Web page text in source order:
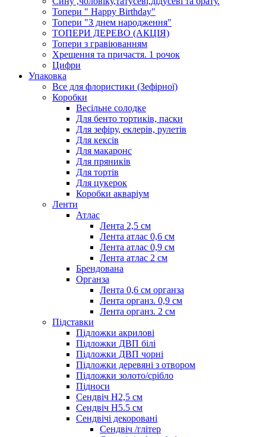
Топери " Happy Birthday"
Топери "З днем народження"
ТОПЕРИ ДЕРЕВО (АКЦІЯ)
Топери з гравіюванням
Хрещення та причастя. 1 рочок
Цифри
Упаковка
Все для флористики (Зефірної)
Коробки
Весільне солодке
Для бенто тортиків, паски
Для зефіру, еклерів, рулетів
Для кексів
Для макаронс
Для пряників
Для тортів
Для цукерок
Коробки акваріум
Ленти
Атлас
Лента 2,5 см
Лента атлас 0,6 см
Лента атлас 0,9 см
Лента атлас 2 см
Брендована
Органза
Лента 0,6 см органза
Лента органз. 0,9 см
Лента органз. 2 см
Підставки
Підложки акрилові
Підложки ДВП білі
Підложки ДВП чорні
Підложки деревяні з отвором
Підложки золото/срібло
Підноси
Сендвіч H2,5 см
Сендвіч H5.5 см
Сендвічі декоровані
Сендвіч /глітер